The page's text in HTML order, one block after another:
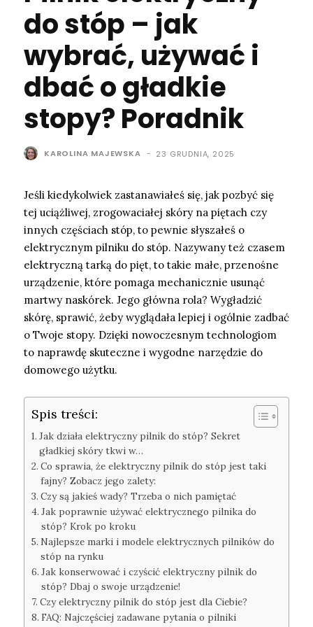
do stóp – jak
wybrać, używać i
dbać o gładkie
stopy? Poradnik
KAROLINA MAJEWSKA - 23 GRUDNIA, 2025
Jeśli kiedykolwiek zastanawiałeś się, jak pozbyć się
tej uciążliwej, zrogowaciałej skóry na piętach czy
innych częściach stóp, to pewnie słyszałeś o
elektrycznym pilniku do stóp. Nazywany też czasem
elektryczną tarką do pięt, to takie małe, przenośne
urządzenie, które pomaga mechanicznie usunąć
martwy naskórek. Jego główna rola? Wygładzić
skórę, sprawić, żeby wyglądała lepiej i ogólnie zadbać
o Twoje stopy. Dzięki nowoczesnym technologiom
to naprawdę skuteczne i wygodne narzędzie do
domowego użytku.
Spis treści:
Jak działa elektryczny pilnik do stóp? Sekret
gładkiej skóry tkwi w…
Co sprawia, że elektryczny pilnik do stóp jest taki
fajny? Zobacz jego zalety:
Czy są jakieś wady? Trzeba o nich pamiętać
Jak poprawnie używać elektrycznego pilnika do
stóp? Krok po kroku
Najlepsze marki i modele elektrycznych pilników do
stóp na rynku
Jak konserwować i czyścić elektryczny pilnik do
stóp? Dbaj o swoje urządzenie!
Czy elektryczny pilnik do stóp jest dla Ciebie?
FAQ: Najczęściej zadawane pytania o pilniki